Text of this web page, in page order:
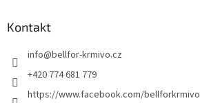
Kontakt
info@bellfor-krmivo.cz
+420 774 681 779
https://www.facebook.com/bellforkrmivo